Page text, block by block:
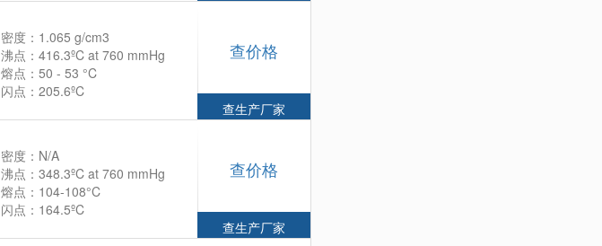
密度：1.065 g/cm3
沸点：416.3ºC at 760 mmHg
熔点：50 - 53 °C
闪点：205.6ºC
查价格
查生产厂家
密度：N/A
沸点：348.3ºC at 760 mmHg
熔点：104-108°C
闪点：164.5ºC
查价格
查生产厂家